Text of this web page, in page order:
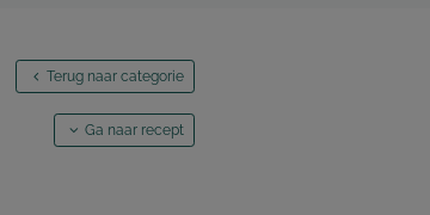
Terug naar categorie
Ga naar recept